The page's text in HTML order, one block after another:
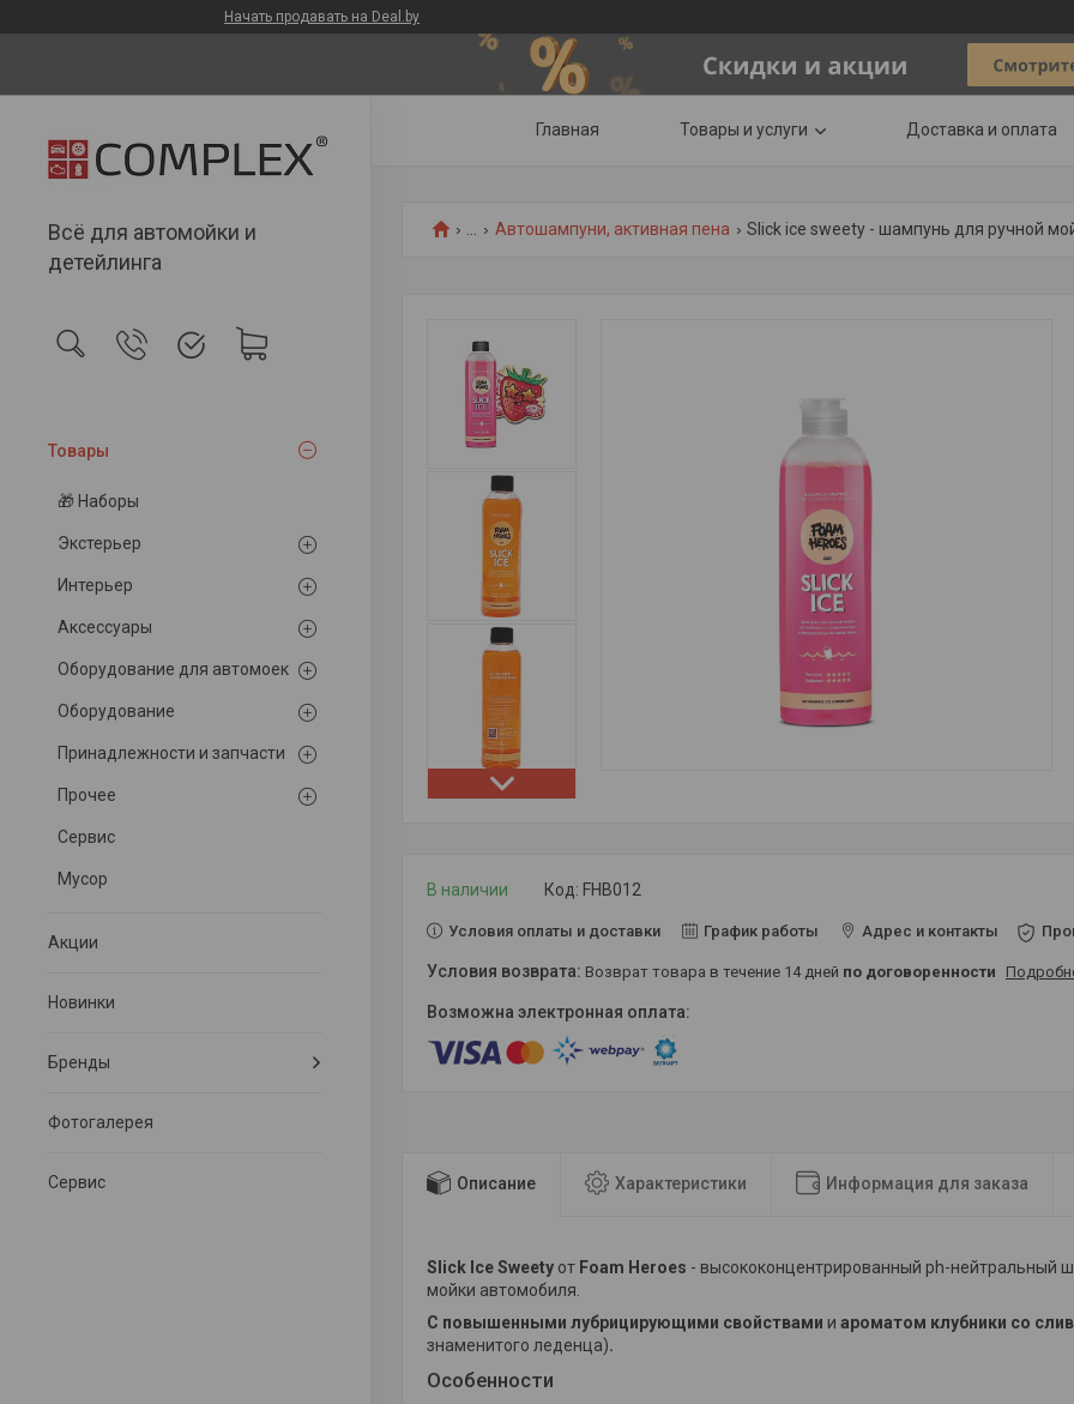
Начать продавать на Deal.by
Всё для автомойки и
детейлинга
Товары
🎁 Наборы
Экстерьер
Интерьер
Аксессуары
Оборудование для автомоек
Оборудование
Принадлежности и запчасти
Прочее
Сервис
Мусор
Акции
Новинки
Бренды
Фотогалерея
Сервис
Главная Товары и услуги Доставка и оплата
Автошампуни, активная пена
В наличии Код: FHB012
Условия оплаты и доставки График работы Адрес и контакты
возврат товара в течение 14 дней по договоренности
Описание Характеристики Информация для заказа
Slick Ice Sweety от Foam Heroes - высококонцентрированный ph-нейтральный
мойки автомобиля.
С повышенными лубрицирующими свойствами и ароматом клубники со
знаменитого леденца).
Особенности